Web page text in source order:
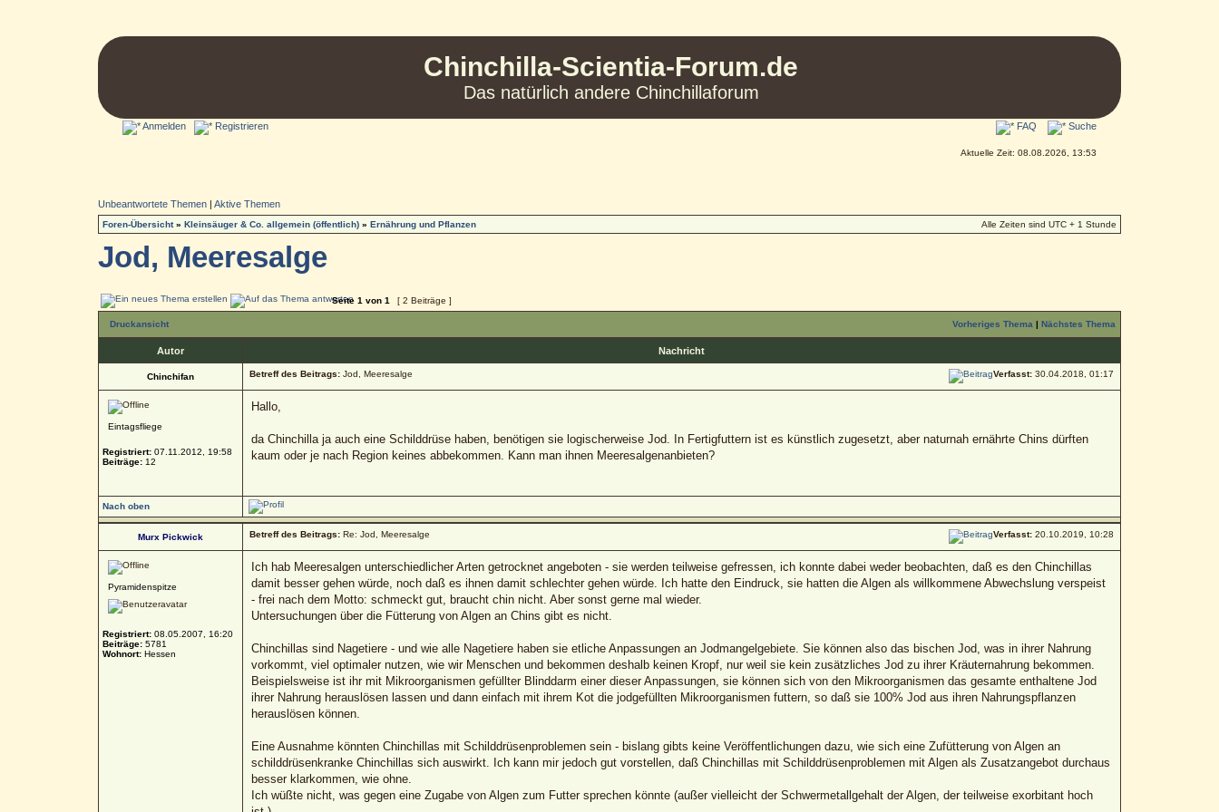
Chinchilla-Scientia-Forum.de
Das natürlich andere Chinchillaforum
Anmelden Registrieren FAQ Suche
Aktuelle Zeit: 08.08.2026, 13:53
Unbeantwortete Themen| Aktive Themen
Foren-Übersicht» Kleinsäuger & Co. allgemein (öffentlich)» Ernährung und Pflanzen Alle Zeiten sind UTC + 1 Stunde
Jod, Meeresalge
Seite 1 von 1 [ 2 Beiträge ]
Druckansicht Vorheriges Thema | Nächstes Thema
Autor Nachricht
Chinchifan Betreff des Beitrags:Jod, Meeresalge Verfasst:30.04.2018, 01:17
Eintagsfliege
Registriert:07.11.2012, 19:58
Beiträge:12
Hallo,
da Chinchilla ja auch eine Schilddrüse haben, benötigen sie logischerweise Jod. In Fertigfuttern ist es künstlich zugesetzt, aber naturnah ernährte Chins dürften
kaum oder je nach Region keines abbekommen. Kann man ihnen Meeresalgenanbieten?
Nach oben
Murx Pickwick Betreff des Beitrags:Re: Jod, Meeresalge Verfasst:20.10.2019, 10:28
Pyramidenspitze
Registriert:08.05.2007, 16:20
Beiträge:5781
Wohnort:Hessen
Ich hab Meeresalgen unterschiedlicher Arten getrocknet angeboten - sie werden teilweise gefressen, ich konnte dabei weder beobachten, daß es den Chinchillas
damit besser gehen würde, noch daß es ihnen damit schlechter gehen würde. Ich hatte den Eindruck, sie hatten die Algen als willkommene Abwechslung verspeist
- frei nach dem Motto: schmeckt gut, braucht chin nicht. Aber sonst gerne mal wieder.
Untersuchungen über die Fütterung von Algen an Chins gibt es nicht.
Chinchillas sind Nagetiere - und wie alle Nagetiere haben sie etliche Anpassungen an Jodmangelgebiete. Sie können also das bischen Jod, was in ihrer Nahrung
vorkommt, viel optimaler nutzen, wie wir Menschen und bekommen deshalb keinen Kropf, nur weil sie kein zusätzliches Jod zu ihrer Kräuternahrung bekommen.
Beispielsweise ist ihr mit Mikroorganismen gefüllter Blinddarm einer dieser Anpassungen, sie können sich von den Mikroorganismen das gesamte enthaltene Jod
ihrer Nahrung herauslösen lassen und dann einfach mit ihrem Kot die jodgefüllten Mikroorganismen futtern, so daß sie 100% Jod aus ihren Nahrungspflanzen
herauslösen können.
Eine Ausnahme könnten Chinchillas mit Schilddrüsenproblemen sein - bislang gibts keine Veröffentlichungen dazu, wie sich eine Zufütterung von Algen an
schilddrüsenkranke Chinchillas sich auswirkt. Ich kann mir jedoch gut vorstellen, daß Chinchillas mit Schilddrüsenproblemen mit Algen als Zusatzangebot durchaus
besser klarkommen, wie ohne.
Ich wüßte nicht, was gegen eine Zugabe von Algen zum Futter sprechen könnte (außer vielleicht der Schwermetallgehalt der Algen, der teilweise exorbitant hoch